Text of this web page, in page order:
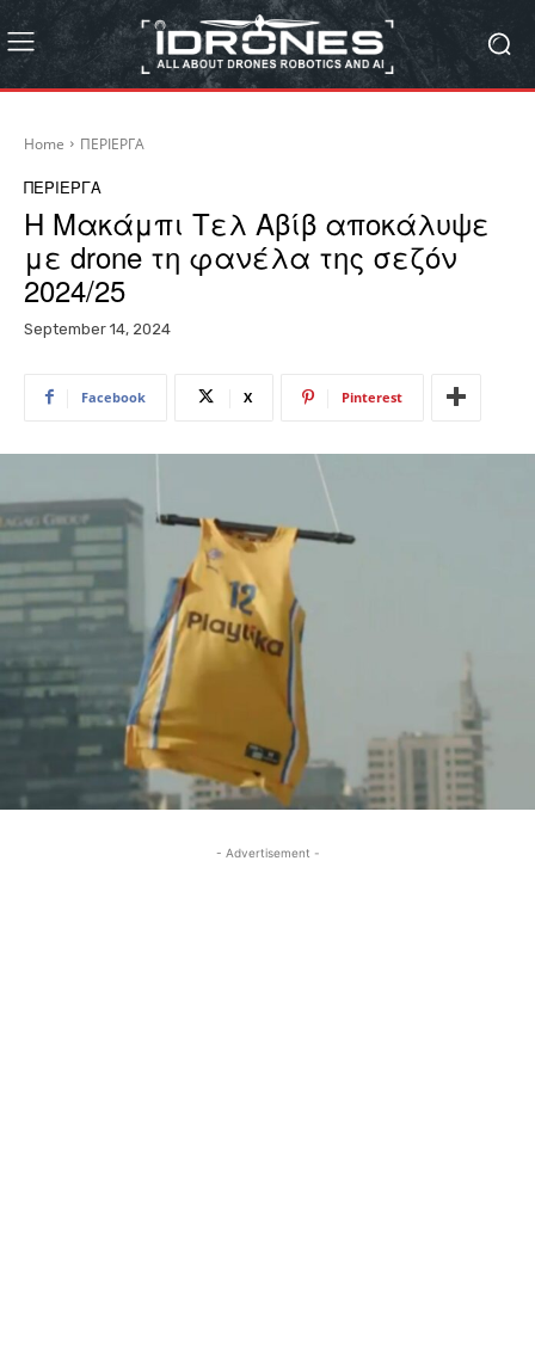
Home ΠΕΡΙΕΡΓΑ
ΠΕΡΙΕΡΓΑ
Η Μακάμπι Τελ Αβίβ αποκάλυψε
με drone τη φανέλα της σεζόν
2024/25
September 14, 2024
Facebook X Pinterest
- Advertisement -